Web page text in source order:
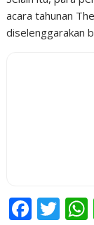
acara tahunan
diselenggarakan
F T